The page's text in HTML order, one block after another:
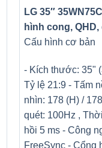
LG 35″
hình cong, QHD,
Cấu hình cơ bản
- Kích thước: 35"
Tỷ lệ 21:9 - Tấm
nhìn: 178 (H) /
quét: 100Hz ,
hồi 5 ms - Công
FreeSync - Cổng